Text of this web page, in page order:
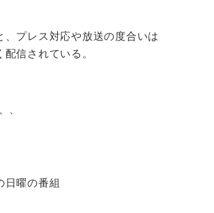
、プレス対応や放送の度合いは
信されている。
、
日曜の番組